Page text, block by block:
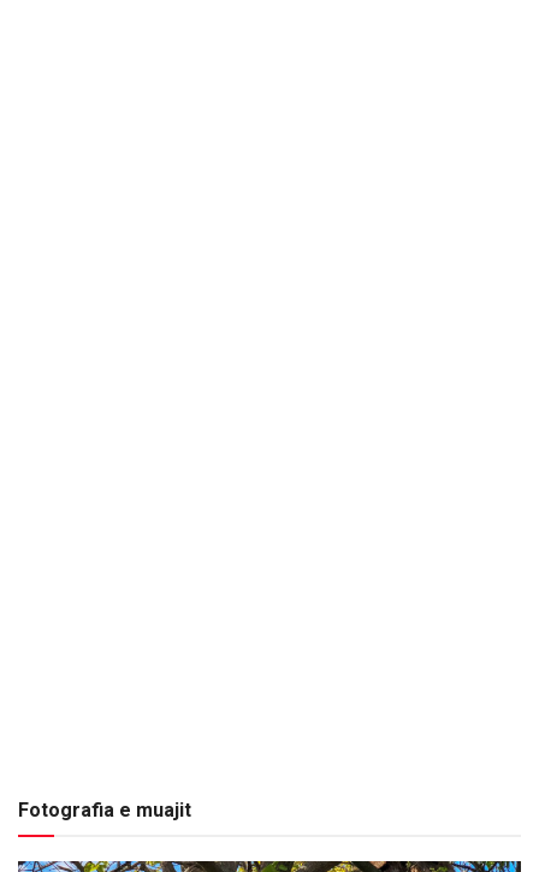
Fotografia e muajit